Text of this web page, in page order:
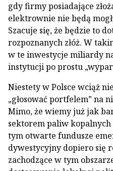
gdy firmy posiadające
elektrownie nie będą
Szacuje się, że będzie to
rozpoznanych złóż. W
w te inwestycje miliardy
instytucji po prostu
Niestety w Polsce wciąż
„głosować portfelem” na
Mimo, że wiemy już jak
sektorem paliw
tym otwarte fundusze
dywestycyjny dopiero się
zachodzące w tym